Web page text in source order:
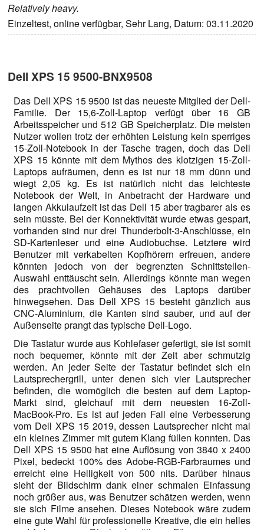
Relatively heavy.
Einzeltest, online verfügbar, Sehr Lang, Datum: 03.11.2020
Dell XPS 15 9500-BNX9508
Das Dell XPS 15 9500 ist das neueste Mitglied der Dell-
Familie. Der 15,6-Zoll-Laptop verfügt über 16 GB
Arbeitsspeicher und 512 GB Speicherplatz. Die meisten
Nutzer wollen trotz der erhöhten Leistung kein sperriges
15-Zoll-Notebook in der Tasche tragen, doch das Dell
XPS 15 könnte mit dem Mythos des klotzigen 15-Zoll-
Laptops aufräumen, denn es ist nur 18 mm dünn und
wiegt 2,05 kg. Es ist natürlich nicht das leichteste
Notebook der Welt, in Anbetracht der Hardware und
langen Akkulaufzeit ist das Dell 15 aber tragbarer als es
sein müsste. Bei der Konnektivität wurde etwas gespart,
vorhanden sind nur drei Thunderbolt-3-Anschlüsse, ein
SD-Kartenleser und eine Audiobuchse. Letztere wird
Benutzer mit verkabelten Kopfhörern erfreuen, andere
könnten jedoch von der begrenzten Schnittstellen-
Auswahl enttäuscht sein. Allerdings könnte man wegen
des prachtvollen Gehäuses des Laptops darüber
hinwegsehen. Das Dell XPS 15 besteht gänzlich aus
CNC-Aluminium, die Kanten sind sauber, und auf der
Außenseite prangt das typische Dell-Logo.
Die Tastatur wurde aus Kohlefaser gefertigt, sie ist somit
noch bequemer, könnte mit der Zeit aber schmutzig
werden. An jeder Seite der Tastatur befindet sich ein
Lautsprechergrill, unter denen sich vier Lautsprecher
befinden, die womöglich die besten auf dem Laptop-
Markt sind, gleichauf mit dem neuesten 16-Zoll-
MacBook-Pro. Es ist auf jeden Fall eine Verbesserung
vom Dell XPS 15 2019, dessen Lautsprecher nicht mal
ein kleines Zimmer mit gutem Klang füllen konnten. Das
Dell XPS 15 9500 hat eine Auflösung von 3840 x 2400
Pixel, bedeckt 100% des Adobe-RGB-Farbraumes und
erreicht eine Helligkeit von 500 nits. Darüber hinaus
sieht der Bildschirm dank einer schmalen Einfassung
noch größer aus, was Benutzer schätzen werden, wenn
sie sich Filme ansehen. Dieses Notebook wäre zudem
eine gute Wahl für professionelle Kreative, die ein helles